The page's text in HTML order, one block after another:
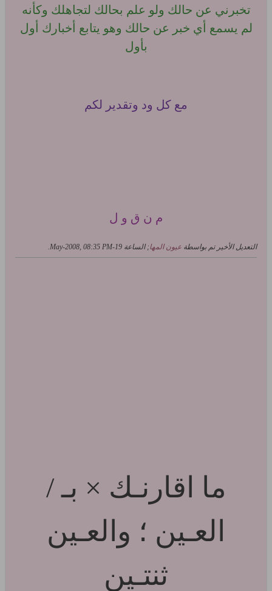
تخبرني عن حالك ولو علم بحالك لتجاهلك وكأنه
لم يسمع أي خبر عن حالك وهو يتابع أخبارك أول
بأول
مع كل ود وتقدير لكم
م ن ق و ل
التعديل الأخير تم بواسطة عيون المها; الساعة 19-May-2008, 08:35 PM
.
ما اقارنـك × بـ /
العـين ؛ والعـين
ثنتـين